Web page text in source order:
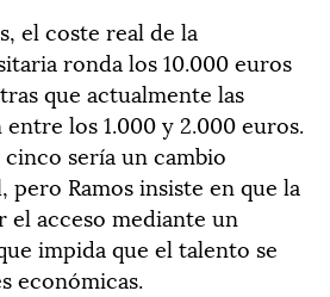
el coste real de la
ronda los 10.000 euros
que actualmente las
los 1.000 y 2.000 euros.
sería un cambio
pero Ramosinsiste en que la
el acceso mediante un
impida que el talento se
económicas.